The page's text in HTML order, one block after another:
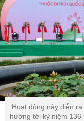
Hoạt động này diễn
hướng tới kỷ niệm 136